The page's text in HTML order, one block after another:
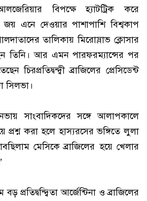
বিপক্ষে হ্যাটট্রিক করে
জয় এনে দেওয়ার পাশাপাশি বিশ্বকাপ
তালিকায় মিরোস্লাভ ক্লোসার
তিনি। আর এমন পারফরম্যান্সের পর
চিরপ্রতিদ্বন্দ্বী ব্রাজিলের প্রেসিডেন্ট
সিলভা।
সাংবাদিকদের সঙ্গে আলাপকালে
প্রশ্ন করা হলে হাস্যরসের ভঙ্গিতে লুলা
মেসিকে ব্রাজিলের হয়ে খেলার
প্রতিদ্বন্দ্বিতা আর্জেন্টিনা ও ব্রাজিলের